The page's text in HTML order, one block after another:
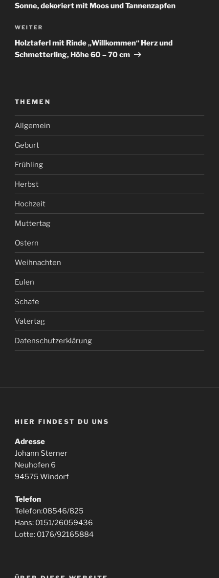
Sonne, dekoriert mit Moos und Tannenzapfen
Nächster
Beitrag
WEITER
Holztaferl mit Rinde „Willkommen“ Herz und
Schmetterling, Höhe 60 – 70 cm
THEMEN
Allgemein
Geburt
Frühling
Herbst
Hochzeit
Muttertag
Ostern
Weihnachten
Eulen
Schafe
Vatertag
Datenschutzerklärung
HIER FINDEST DU UNS
Adresse
Johann Sterner
Neuhofen 6
94575 Windorf
Telefon
Telefon:08546/825
Hans: 0151/26059436
Lotte: 0176/92165884